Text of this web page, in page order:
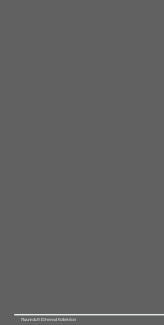
Raumduft Ethereal Kollektion